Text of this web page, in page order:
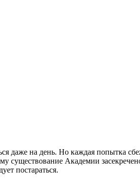
на день. Но каждая попытка
существование Академии
постараться.